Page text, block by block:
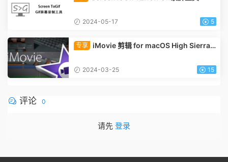
2024-05-17 5
专享
iMovie 剪辑 for macOS High Sierra 1
2024-03-25 15
评论 0
请先 登录